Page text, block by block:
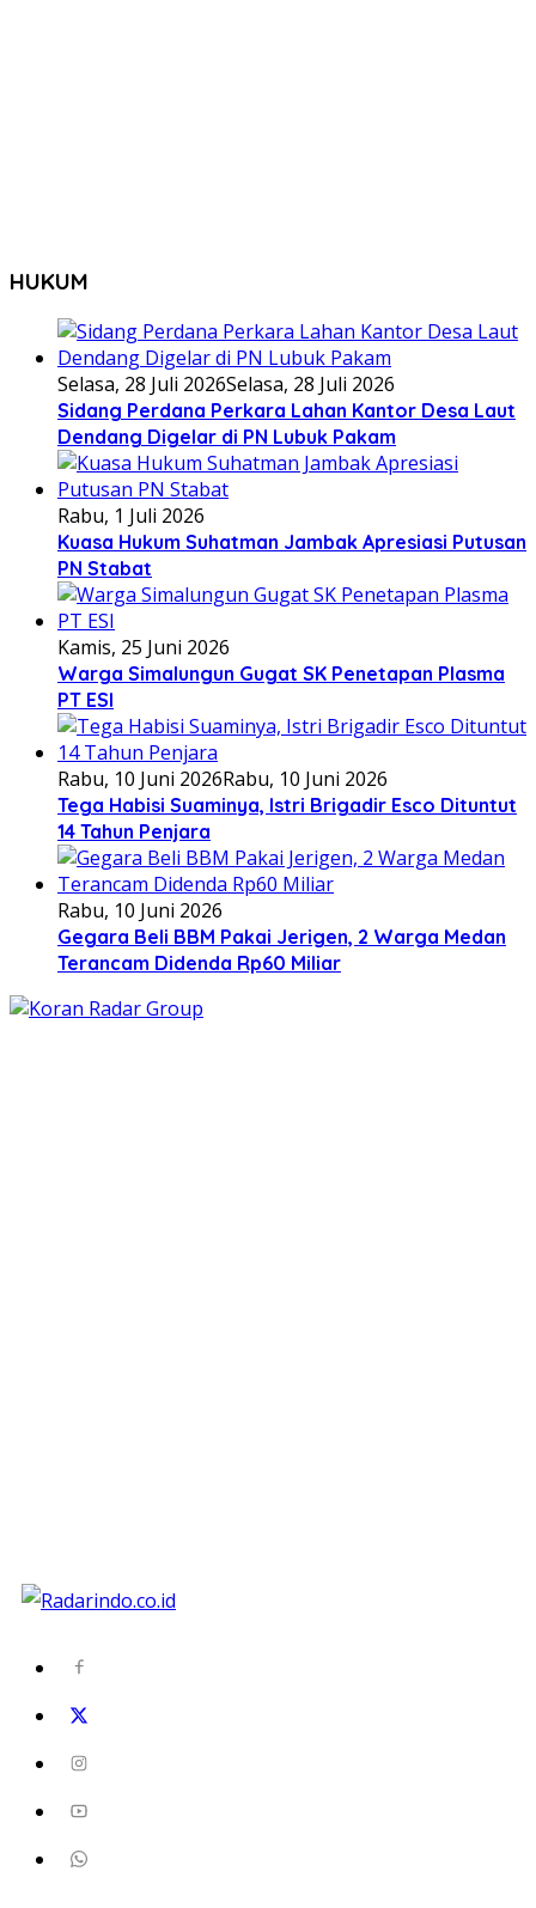
HUKUM
Selasa, 28 Juli 2026Selasa, 28 Juli 2026
Sidang Perdana Perkara Lahan Kantor Desa Laut
Dendang Digelar di PN Lubuk Pakam
Rabu, 1 Juli 2026
Kuasa Hukum Suhatman Jambak Apresiasi Putusan
PN Stabat
Kamis, 25 Juni 2026
Warga Simalungun Gugat SK Penetapan Plasma
PT ESI
Rabu, 10 Juni 2026Rabu, 10 Juni 2026
Tega Habisi Suaminya, Istri Brigadir Esco Dituntut
14 Tahun Penjara
Rabu, 10 Juni 2026
Gegara Beli BBM Pakai Jerigen, 2 Warga Medan
Terancam Didenda Rp60 Miliar